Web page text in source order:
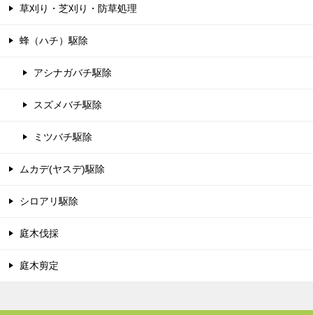
草刈り・芝刈り・防草処理
蜂（ハチ）駆除
アシナガバチ駆除
スズメバチ駆除
ミツバチ駆除
ムカデ(ヤスデ)駆除
シロアリ駆除
庭木伐採
庭木剪定